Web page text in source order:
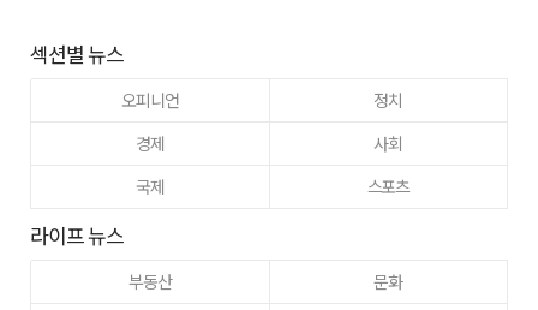
섹션별 뉴스
오피니언
정치
경제
사회
국제
스포츠
라이프 뉴스
부동산
문화